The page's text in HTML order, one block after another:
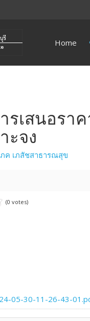
Home
รเสนอรา
ะจง
ค เภสัชสาธารณสุข
(0 votes)
05-30-11-26-43-